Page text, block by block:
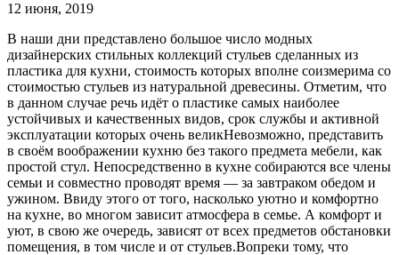
12 июня, 2019
В наши дни представлено большое число модных
дизайнерских стильных коллекций стульев сделанных из
пластика для кухни, стоимость которых вполне соизмерима со
стоимостью стульев из натуральной древесины. Отметим, что
в данном случае речь идёт о пластике самых наиболее
устойчивых и качественных видов, срок службы и активной
эксплуатации которых очень великНевозможно, представить
в своём воображении кухню без такого предмета мебели, как
простой стул. Непосредственно в кухне собираются все члены
семьи и совместно проводят время — за завтраком обедом и
ужином. Ввиду этого от того, насколько уютно и комфортно
на кухне, во многом зависит атмосфера в семье. А комфорт и
уют, в свою же очередь, зависят от всех предметов обстановки
помещения, в том числе и от стульев.Вопреки тому, что